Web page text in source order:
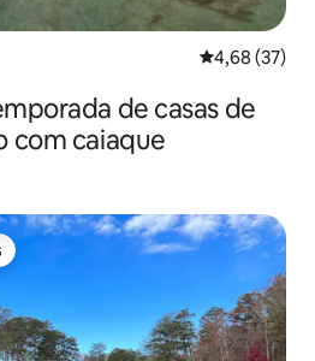
4,68 de uma
4,68 (37)
de casas de
com caiaque